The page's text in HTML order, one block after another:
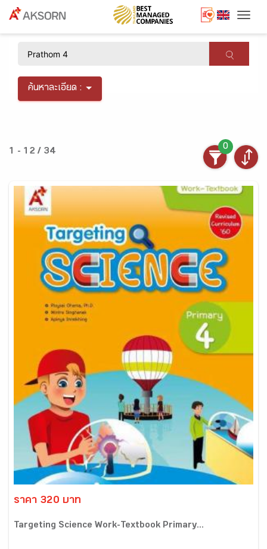
ค้นหาละเอียด :
1 - 12 / 34
0
ราคา 320 บาท
Targeting Science Work-Textbook Primary...